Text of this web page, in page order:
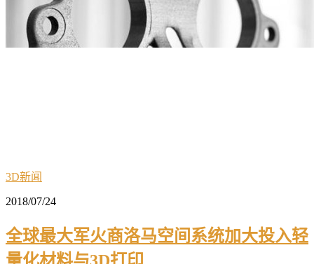
3D新闻
2018/07/24
全球最大军火商洛马空间系统加大投入轻
量化材料与3D打印